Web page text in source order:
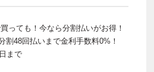
っても！今なら分割払いがお得！
割48回払いまで金利手数料0%！
まで